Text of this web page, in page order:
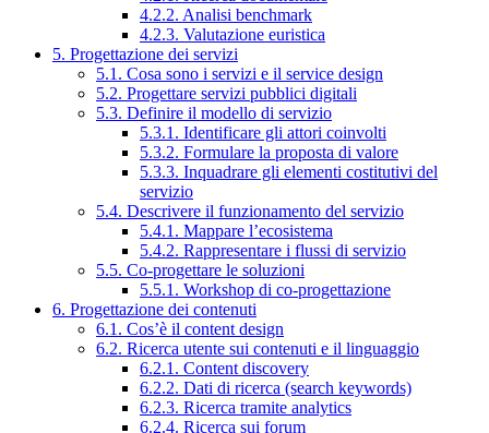
4.2.2. Analisi benchmark
4.2.3. Valutazione euristica
5. Progettazione dei servizi
5.1. Cosa sono i servizi e il service design
5.2. Progettare servizi pubblici digitali
5.3. Definire il modello di servizio
5.3.1. Identificare gli attori coinvolti
5.3.2. Formulare la proposta di valore
5.3.3. Inquadrare gli elementi costitutivi del
servizio
5.4. Descrivere il funzionamento del servizio
5.4.1. Mappare l’ecosistema
5.4.2. Rappresentare i flussi di servizio
5.5. Co-progettare le soluzioni
5.5.1. Workshop di co-progettazione
6. Progettazione dei contenuti
6.1. Cos’è il content design
6.2. Ricerca utente sui contenuti e il linguaggio
6.2.1. Content discovery
6.2.2. Dati di ricerca (search keywords)
6.2.3. Ricerca tramite analytics
6.2.4. Ricerca sui forum